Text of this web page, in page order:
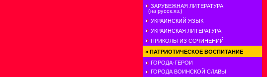
ЗАРУБЕЖНАЯ ЛИТЕРАТУРА
(на русск.яз.)
УКРАИНСКИЙ ЯЗЫК
УКРАИНСКАЯ ЛИТЕРАТУРА
ПРИКОЛЫ ИЗ СОЧИНЕНИЙ
» ПАТРИОТИЧЕСКОЕ ВОСПИТАНИЕ
ГОРОДА-ГЕРОИ
ГОРОДА ВОИНСКОЙ СЛАВЫ